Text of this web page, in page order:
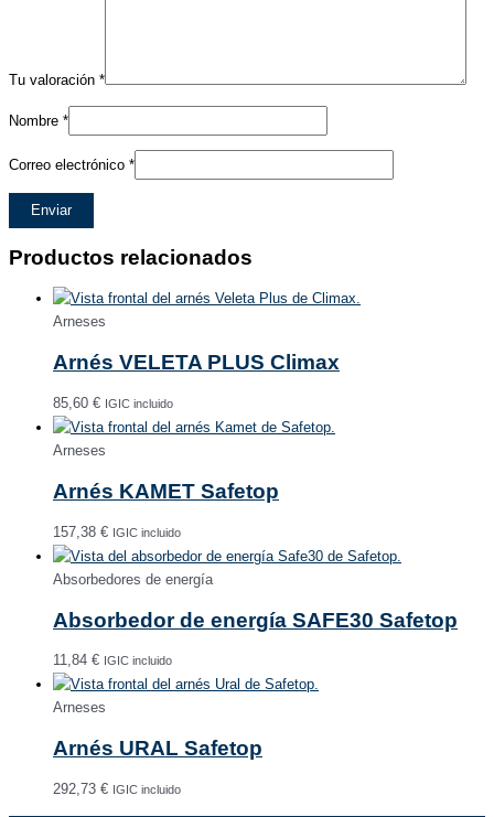
Tu valoración *
Nombre *
Correo electrónico *
Productos relacionados
Arneses
Arnés VELETA PLUS Climax
85,60 € IGIC incluido
Arneses
Arnés KAMET Safetop
157,38 € IGIC incluido
Absorbedores de energía
Absorbedor de energía SAFE30 Safetop
11,84 € IGIC incluido
Arneses
Arnés URAL Safetop
292,73 € IGIC incluido